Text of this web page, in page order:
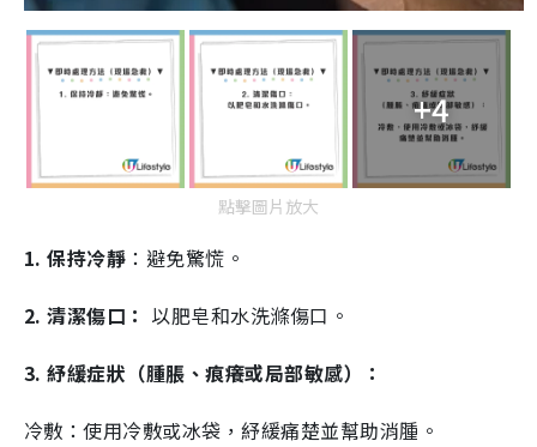
+4
點擊圖片放大
1. 保持冷靜 ：避免驚慌。
2. 清潔傷口： 以肥皂和水洗滌傷口。
3. 紓緩症狀（腫脹、痕癢或局部敏感）：
冷敷：使用冷敷或冰袋，紓緩痛楚並幫助消腫。